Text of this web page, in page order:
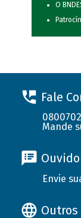
O
Fale
Mande
Envie